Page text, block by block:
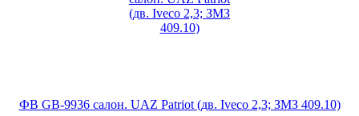
ФВ GB-9936 салон. UAZ Patriot (дв. Iveco 2,3; ЗМЗ 409.10)